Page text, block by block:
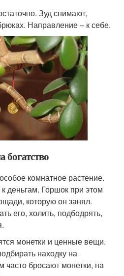
Зуд снимают,
Направление – к себе.
комнатное растение.
деньгам. Горшок при этом
которую он занял.
его, холить, подбодрять,
монетки и ценные вещи.
находку на
часто бросают монетки, на